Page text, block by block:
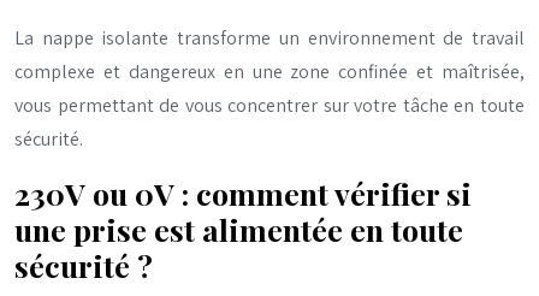
La nappe isolante transforme un environnement de travail
complexe et dangereux en une zone confinée et maîtrisée,
vous permettant de vous concentrer sur votre tâche en toute
sécurité.
230V ou 0V : comment vérifier si
une prise est alimentée en toute
sécurité ?